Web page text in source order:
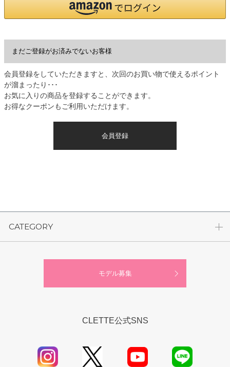
まだご登録がお済みでないお客様
会員登録をしていただきますと、次回のお買い物で使えるポイント
が溜まったり･･･
お気に入りの商品を登録することができます。
お得なクーポンもご利用いただけます。
会員登録
CATEGORY
モデル募集
CLETTE公式SNS